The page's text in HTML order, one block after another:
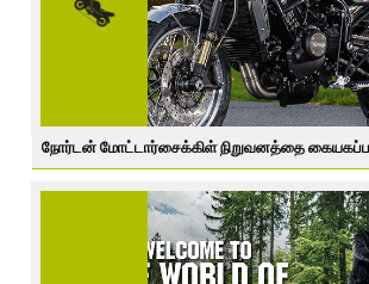
நோர்டன் மோட்டார்சைக்கிள் நிறுவனத்தை